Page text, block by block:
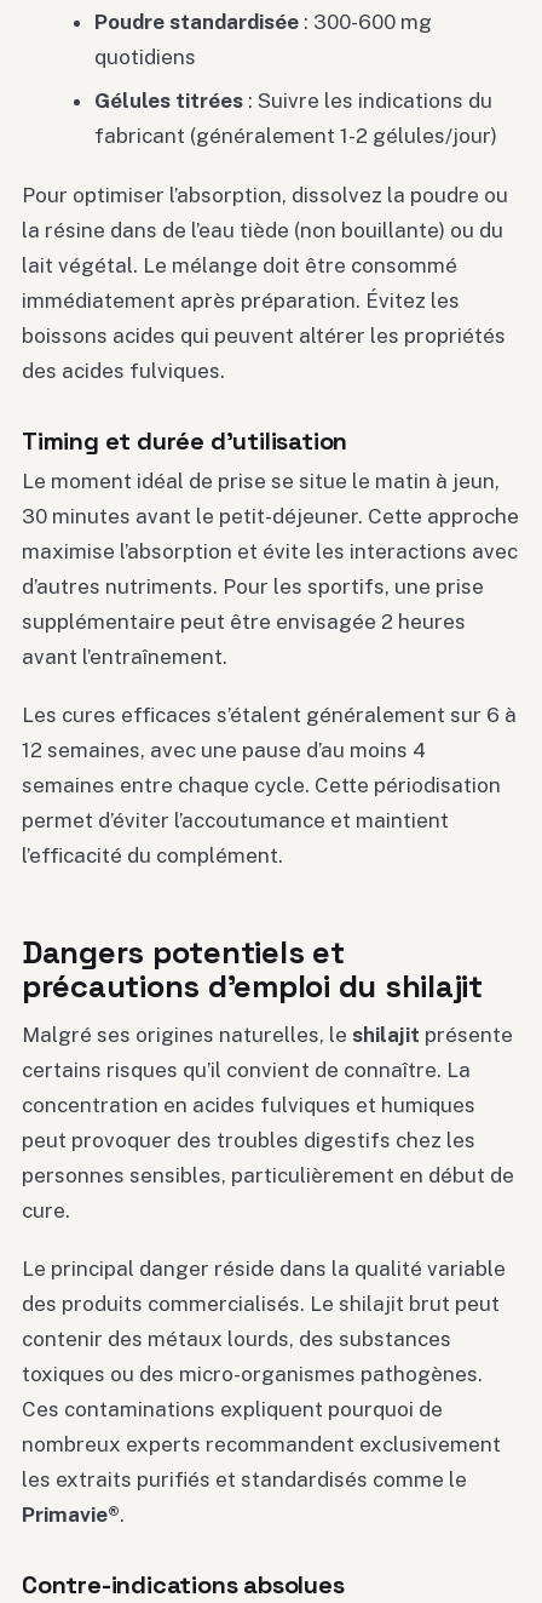
Poudre standardisée : 300-600 mg
quotidiens
Gélules titrées : Suivre les indications du
fabricant (généralement 1-2 gélules/jour)
Pour optimiser l’absorption, dissolvez la poudre ou
la résine dans de l’eau tiède (non bouillante) ou du
lait végétal. Le mélange doit être consommé
immédiatement après préparation. Évitez les
boissons acides qui peuvent altérer les propriétés
des acides fulviques.
Timing et durée d’utilisation
Le moment idéal de prise se situe le matin à jeun,
30 minutes avant le petit-déjeuner. Cette approche
maximise l’absorption et évite les interactions avec
d’autres nutriments. Pour les sportifs, une prise
supplémentaire peut être envisagée 2 heures
avant l’entraînement.
Les cures efficaces s’étalent généralement sur 6 à
12 semaines, avec une pause d’au moins 4
semaines entre chaque cycle. Cette périodisation
permet d’éviter l’accoutumance et maintient
l’efficacité du complément.
Dangers potentiels et
précautions d’emploi du shilajit
Malgré ses origines naturelles, le shilajit présente
certains risques qu’il convient de connaître. La
concentration en acides fulviques et humiques
peut provoquer des troubles digestifs chez les
personnes sensibles, particulièrement en début de
cure.
Le principal danger réside dans la qualité variable
des produits commercialisés. Le shilajit brut peut
contenir des métaux lourds, des substances
toxiques ou des micro-organismes pathogènes.
Ces contaminations expliquent pourquoi de
nombreux experts recommandent exclusivement
les extraits purifiés et standardisés comme le
Primavie®.
Contre-indications absolues